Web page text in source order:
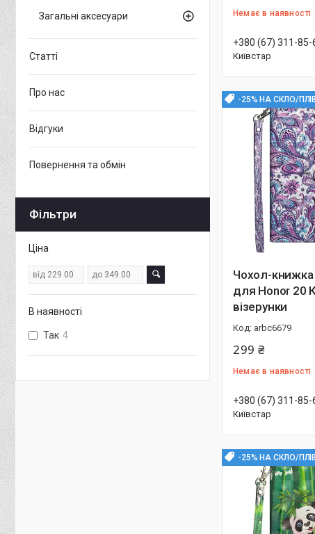
Немає в наявності
+380 (67) 311-85-
Київстар
-25% НА СКЛО/
Чохол-книжка
для Honor 20
візерунки
arbc6679
299 ₴
Немає в наявності
+380 (67) 311-85-
Київстар
-25% НА СКЛО/
Загальні аксесуари
Статті
Про нас
Відгуки
Повернення та обмін
Фільтри
Ціна
В наявності
Так 4